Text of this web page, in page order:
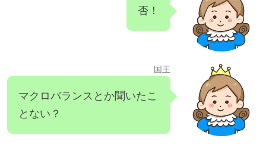
否！
国王
マクロバランスとか聞いたこ
とない？